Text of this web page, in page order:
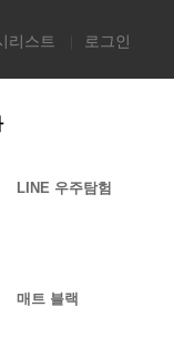
리스트 로그인
LINE 우주탐험
매트 블랙